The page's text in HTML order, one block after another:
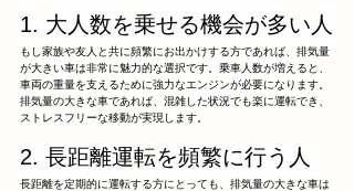
1. 大人数を乗せる機会が多い人
もし家族や友人と共に頻繁にお出かけする方であれば、排気量
が大きい車は非常に魅力的な選択です。乗車人数が増えると、
車両の重量を支えるために強力なエンジンが必要になります。
排気量の大きな車であれば、混雑した状況でも楽に運転でき、
ストレスフリーな移動が実現します。
2. 長距離運転を頻繁に行う人
長距離を定期的に運転する方にとっても、排気量の大きな車は